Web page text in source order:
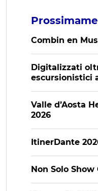
Combin en
Digitalizzati
escursionistici
Valle d’Aosta
2026
ItinerDante
Non Solo